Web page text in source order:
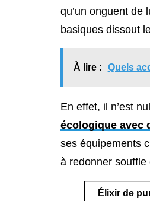
qu’un onguent de
basiques dissout
À lire : Quels
En effet, il n’est
écologique avec
ses équipements
à redonner
Élixir de